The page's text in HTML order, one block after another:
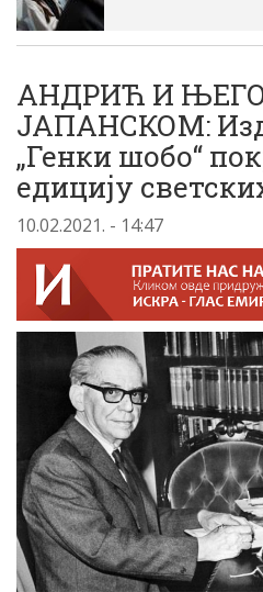
АНДРИЋ И
ЈАПАНСКОМ:
„Генки шобо“
едицију
10.02.2021. - 14:47